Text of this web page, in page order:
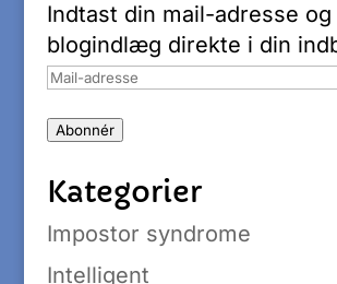
Indtast din mail-adresse og
blogindlæg direkte i din
Mail-
Abonnér
Kategorier
Impostor syndrome
Intelligent